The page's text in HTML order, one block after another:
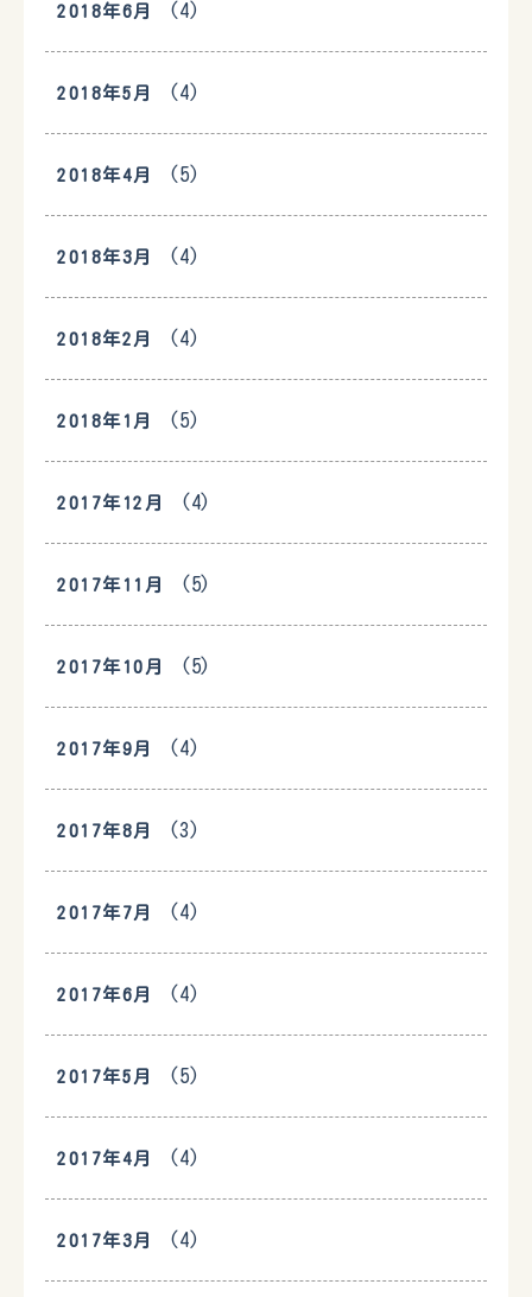
2018年6月 (4)
2018年5月 (4)
2018年4月 (5)
2018年3月 (4)
2018年2月 (4)
2018年1月 (5)
2017年12月 (4)
2017年11月 (5)
2017年10月 (5)
2017年9月 (4)
2017年8月 (3)
2017年7月 (4)
2017年6月 (4)
2017年5月 (5)
2017年4月 (4)
2017年3月 (4)